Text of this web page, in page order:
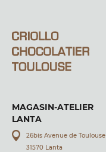
MAGASIN-ATELIER
LANTA
26bis Avenue de Toulouse
31570 Lanta